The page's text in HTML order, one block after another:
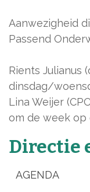
Aanwezigheid
Passend
Rients Julianus
dinsdag/
Lina Weijer
om de week op
Directie
AGENDA